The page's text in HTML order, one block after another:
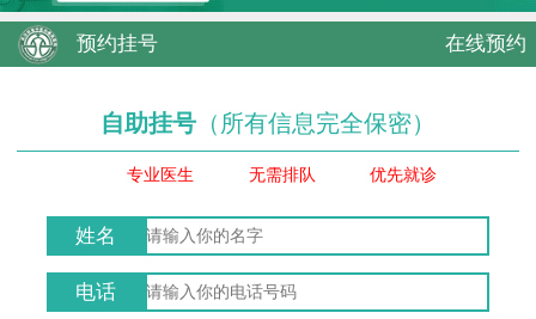
预约挂号 在线预约
自助挂号 （所有信息完全保密）
专业医生 无需排队 优先就诊
姓名
电话